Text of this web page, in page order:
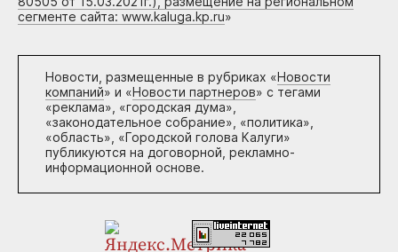
сегменте сайта: www.kaluga.kp.ru»
Новости, размещенные в рубриках «Новости
компаний» и «Новости партнеров» с тегами
«реклама», «городская дума»,
«законодательное собрание», «политика»,
«область», «Городской голова Калуги»
публикуются на договорной, рекламно-
информационной основе.